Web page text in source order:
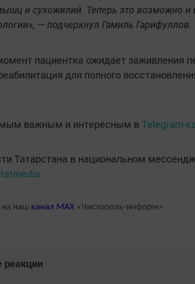
и сухожилий. Теперь это возможно и
— подчеркнул Гамиль Гарифуллов.
пациентка ожидает заживления
для полного
важным и интересным в Telegram-
Татарстана в национальном
на наш канал MAX «Чистополь-информ»
реакции